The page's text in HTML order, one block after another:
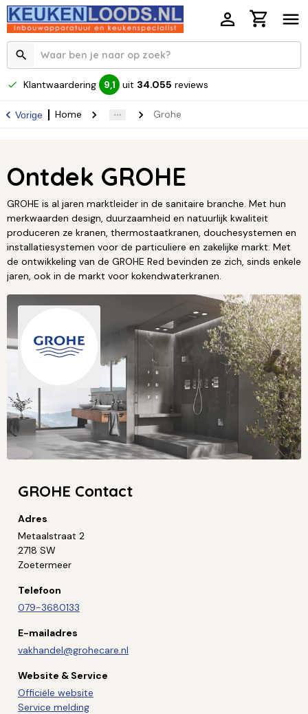
Klantwaardering 9,1 uit 34.055 reviews
Vorige Home Grohe
Ontdek GROHE
GROHE is al jaren marktleider in de sanitaire branche. Met hun
merkwaarden design, duurzaamheid en natuurlijk kwaliteit
produceren ze kranen, thermostaatkranen, douchesystemen en
installatiesystemen voor de particuliere en zakelijke markt. Met
de ontwikkeling van de GROHE Red bevinden ze zich, sinds enkele
jaren, ook in de markt voor kokendwaterkranen.
GROHE Contact
Adres
Metaalstraat 2
2718 SW
Zoetermeer
Telefoon
079-3680133
E-mailadres
vakhandel@grohecare.nl
Website & Service
Officiële website
Service melding